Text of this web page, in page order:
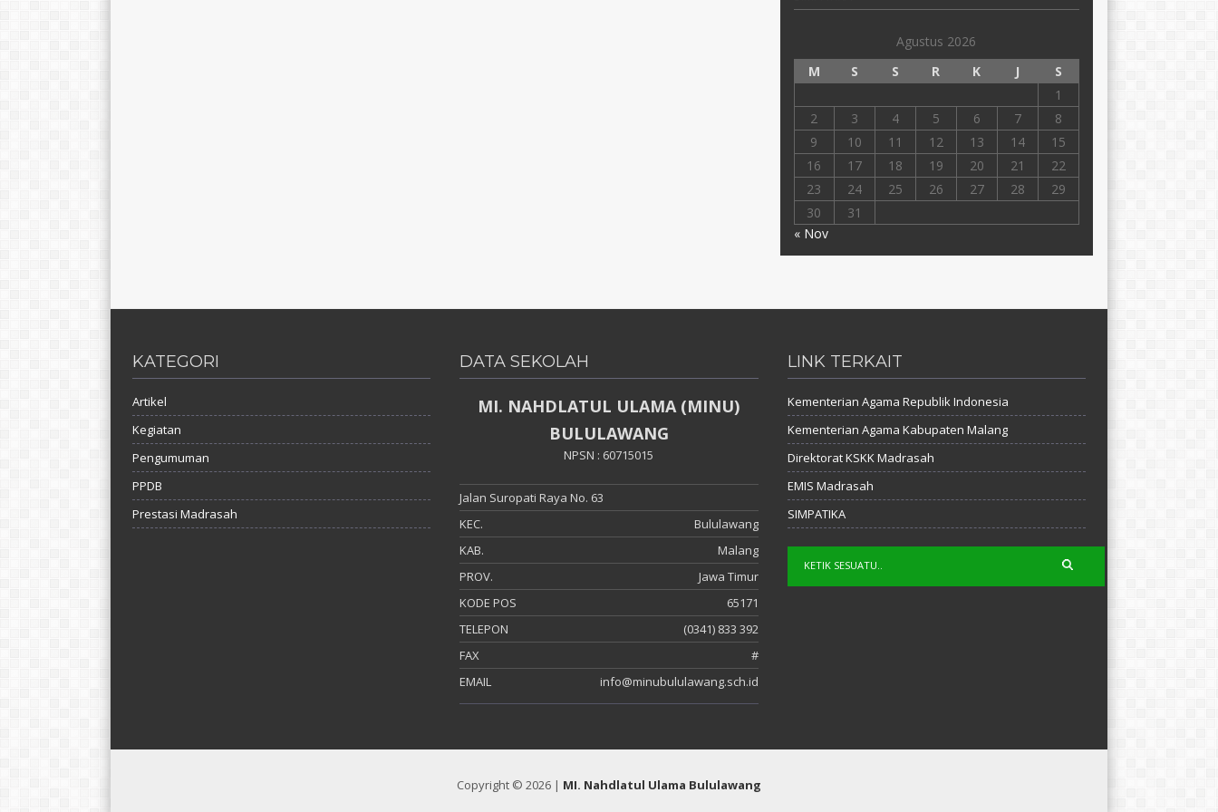
Agustus 2026
M
S S R K J
S
1
2
3 4 5 6 7
8
9
10 11 12 13 14
15
16
17 18 19 20 21
22
23
24 25 26 27 28
29
30
31
« Nov
KATEGORI
Artikel
Kegiatan
Pengumuman
PPDB
Prestasi Madrasah
DATA SEKOLAH
MI. NAHDLATUL ULAMA (MINU)
BULULAWANG
NPSN : 60715015
Jalan Suropati Raya No. 63
KEC.
Bululawang
KAB.
Malang
PROV.
Jawa Timur
KODE POS
65171
TELEPON
(0341) 833 392
FAX
#
EMAIL
info@minubululawang.sch.id
LINK TERKAIT
Kementerian Agama Republik Indonesia
Kementerian Agama Kabupaten Malang
Direktorat KSKK Madrasah
EMIS Madrasah
SIMPATIKA
Copyright © 2026 | MI. Nahdlatul Ulama Bululawang